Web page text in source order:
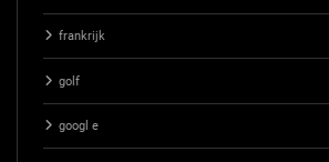
frankrijk
golf
googl e